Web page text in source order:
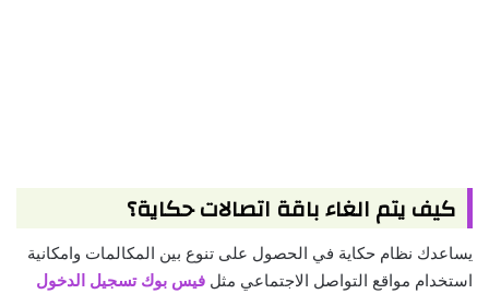
كيف يتم الغاء باقة اتصالات حكاية؟
يساعدك نظام حكاية في الحصول على تنوع بين المكالمات وامكانية
استخدام مواقع التواصل الاجتماعي مثل فيس بوك تسجيل الدخول